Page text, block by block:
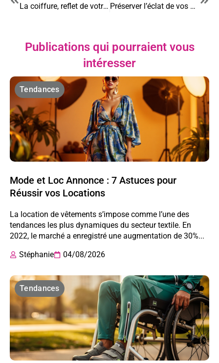
La coiffure, reflet de votre personnalité
Préserver l’éclat de vos Jordan 1 : Guide d’entretien ultime
Publications qui pourraient vous
intéresser
Tendances
Mode et Loc Annonce : 7 Astuces pour
Réussir vos Locations
La location de vêtements s’impose comme l’une des
tendances les plus dynamiques du secteur textile. En
2022, le marché a enregistré une augmentation de 30%...
Stéphanie
04/08/2026
Tendances